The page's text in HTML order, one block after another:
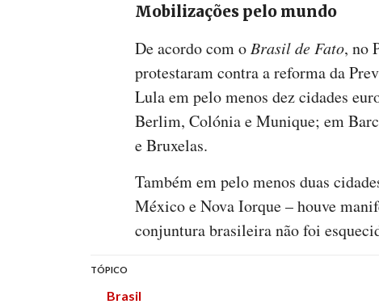
Mobilizações pelo mundo
De acordo com o Brasil de Fato, no
protestaram contra a reforma da
Lula em pelo menos dez cidades
Berlim, Colónia e Munique; em
e Bruxelas.
Também em pelo menos duas
México e Nova Iorque – houve
conjuntura brasileira não foi
TÓPICO
Brasil